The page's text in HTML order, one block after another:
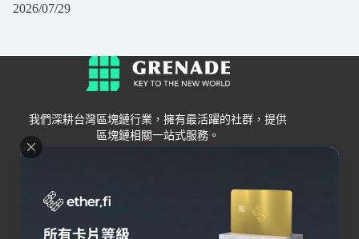
2026/07/29
我們深耕台灣區塊鏈行業，擁有最活躍的社群，提供
區塊鏈相關一站式服務。
Grenade
關於我們
交易所